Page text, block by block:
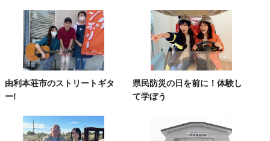
由利本荘市のストリートギタ
ー!
県民防災の日を前に！体験し
て学ぼう